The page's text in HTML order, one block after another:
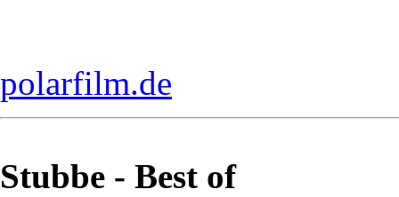
polarfilm.de
Stubbe - Best of